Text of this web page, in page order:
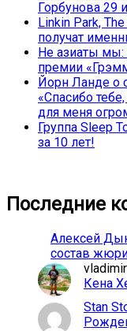
Горбунова 29
Linkin Park,
получат
Не азиаты мы:
премии
Йорн Ланде о
«Спасибо
для меня
Группа Sleep
за 10 лет!
Последние
Алексей
состав
Кена
Stan